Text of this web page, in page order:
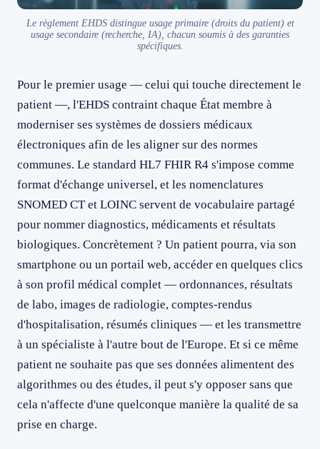
Le règlement EHDS distingue usage primaire (droits du patient) et
usage secondaire (recherche, IA), chacun soumis à des garanties
spécifiques.
Pour le premier usage — celui qui touche directement le
patient —, l'EHDS contraint chaque État membre à
moderniser ses systèmes de dossiers médicaux
électroniques afin de les aligner sur des normes
communes. Le standard HL7 FHIR R4 s'impose comme
format d'échange universel, et les nomenclatures
SNOMED CT et LOINC servent de vocabulaire partagé
pour nommer diagnostics, médicaments et résultats
biologiques. Concrètement ? Un patient pourra, via son
smartphone ou un portail web, accéder en quelques clics
à son profil médical complet — ordonnances, résultats
de labo, images de radiologie, comptes-rendus
d'hospitalisation, résumés cliniques — et les transmettre
à un spécialiste à l'autre bout de l'Europe. Et si ce même
patient ne souhaite pas que ses données alimentent des
algorithmes ou des études, il peut s'y opposer sans que
cela n'affecte d'une quelconque manière la qualité de sa
prise en charge.